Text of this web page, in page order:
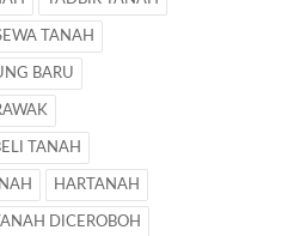
TANAH
BARU
TANAH
HARTANAH
TANAH DICEROBOH